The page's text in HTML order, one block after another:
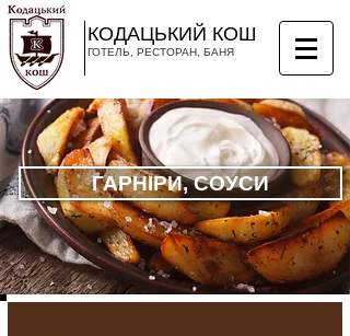
КОДАЦЬКИЙ КОШ
ГОТЕЛЬ, РЕСТОРАН, БАНЯ
ГАРНІРИ, СОУСИ